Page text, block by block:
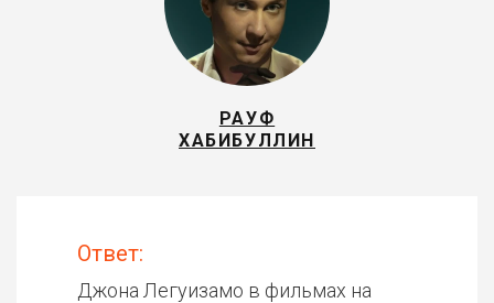
РАУФ
ХАБИБУЛЛИН
Ответ:
Джона Легуизамо в фильмах на